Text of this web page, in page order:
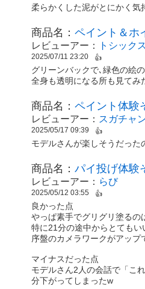
柔らかくした泥がとにかく気
商品名： ペイント＆
レビューアー： トシックス
2025/07/11 23:20 👍
グリーンバックで､緑色の絵
全身も透明になる所も見てみ
商品名： ペイント体
レビューアー： スガチャ
2025/05/17 09:39 👍
モデルさんが楽しそうだった
商品名： パイ投げ体
レビューアー： らび
2025/05/12 03:55 👍
良かった点
やっぱ素手でグリグリ塗るの
特に21分の途中からとてもい
序盤のカメラワークがアップ
マイナスだった点
モデルさん2人の会話で「こ
分下がってしまったw